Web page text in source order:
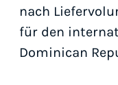
nach
für den
Dominican